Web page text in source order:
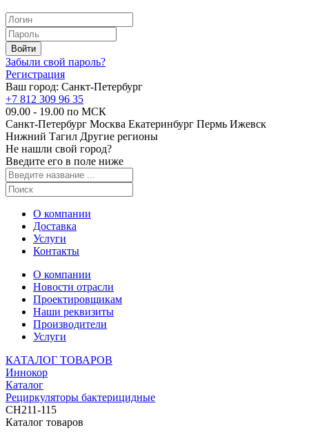
Забыли свой пароль?
Регистрация
Ваш город: Санкт-Петербург
+7 812 309 96 35
09.00 - 19.00 по МСК
Санкт-Петербург Москва Екатеринбург Пермь Ижевск
Нижний Тагил Другие регионы
Не нашли свой город?
Введите его в поле ниже
О компании
Доставка
Услуги
Контакты
О компании
Новости отрасли
Проектировщикам
Наши реквизиты
Производители
Услуги
КАТАЛОГ ТОВАРОВ
Иннокор
Каталог
Рециркуляторы бактерицидные
CH211-115
Каталог товаров